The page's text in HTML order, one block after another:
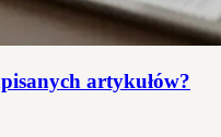
artykułów?